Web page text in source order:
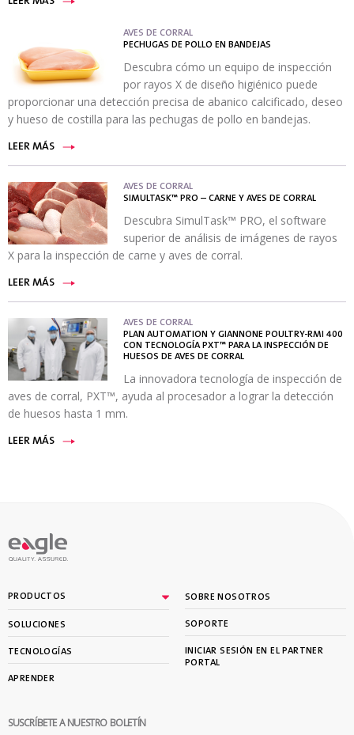
AVES DE CORRAL
PECHUGAS DE POLLO EN BANDEJAS
Descubra cómo un equipo de inspección
por rayos X de diseño higiénico puede
proporcionar una detección precisa de abanico calcificado, deseo
y hueso de costilla para las pechugas de pollo en bandejas.
LEER MÁS
AVES DE CORRAL
SIMULTASK™ PRO – CARNE Y AVES DE CORRAL
Descubra SimulTask™ PRO, el software
superior de análisis de imágenes de rayos
X para la inspección de carne y aves de corral.
LEER MÁS
AVES DE CORRAL
PLAN AUTOMATION Y GIANNONE POULTRY-RMI 400
CON TECNOLOGÍA PXT™ PARA LA INSPECCIÓN DE
HUESOS DE AVES DE CORRAL
La innovadora tecnología de inspección de
aves de corral, PXT™, ayuda al procesador a lograr la detección
de huesos hasta 1 mm.
LEER MÁS
PRODUCTOS
SOLUCIONES
TECNOLOGÍAS
APRENDER
SOBRE NOSOTROS
SOPORTE
INICIAR SESIÓN EN EL PARTNER
PORTAL
SUSCRÍBETE A NUESTRO BOLETÍN